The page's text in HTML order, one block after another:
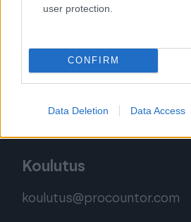
user protection.
CONFIRM
Data Deletion Data Access
Palvelemme sinua puhelimitse
käsitellään klo 16 asti)
Puh. 020 785 1390
Ota yhteyttä tästä
Koulutus
koulutus@procountor.com